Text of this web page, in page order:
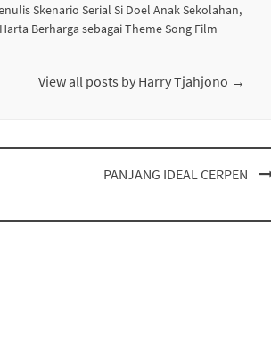
Skenario Serial Si Doel Anak Sekolahan,
Berharga sebagai Theme Song Film
View all posts by Harry Tjahjono →
PANJANG IDEAL CERPEN